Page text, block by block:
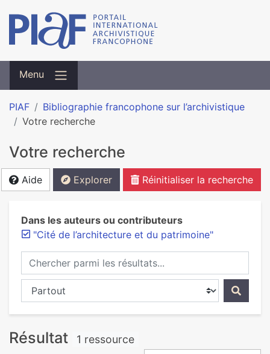
Menu
PIAF
Bibliographie francophone sur l’archivistique
Votre recherche
Votre recherche
Aide Explorer Réinitialiser la recherche
Dans les auteurs ou contributeurs
"Cité de l’architecture et du patrimoine"
Chercher parmi les résultats...
Chercher dans...
Résultat 1 ressource